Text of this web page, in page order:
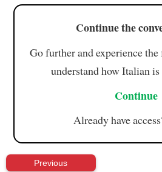
Continue the
Go further and experience
understand how Italian
Continue
Already have
Previous